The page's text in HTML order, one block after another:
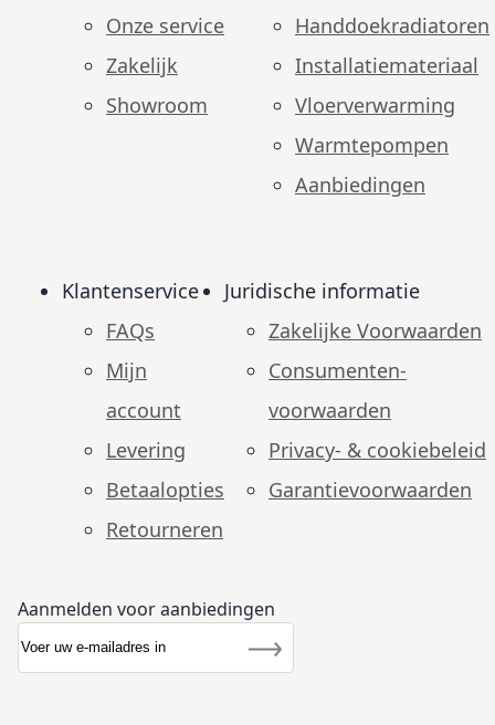
Onze service
Zakelijk
Showroom
Handdoekradiatoren
Installatiemateriaal
Vloerverwarming
Warmtepompen
Aanbiedingen
Klantenservice
FAQs
Mijn
account
Levering
Betaalopties
Retourneren
Juridische informatie
Zakelijke Voorwaarden
Consumenten­
voorwaarden
Privacy- & cookiebeleid
Garantie­voorwaarden
Aanmelden voor aanbiedingen
Nieuwsbrief
Inschrijven